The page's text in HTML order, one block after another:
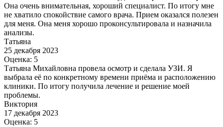
Она очень внимательная, хороший специалист. По итогу мне
не хватило спокойствие самого врача. Прием оказался полезен
для меня. Она меня хорошо проконсультировала и назначила
анализы.
Татьяна
25 декабря 2023
Оценка: 5
Татьяна Михайловна провела осмотр и сделала УЗИ. Я
выбрала её по конкретному времени приёма и расположению
клиники. По итогу получила лечение и решение моей
проблемы.
Виктория
17 декабря 2023
Оценка: 5